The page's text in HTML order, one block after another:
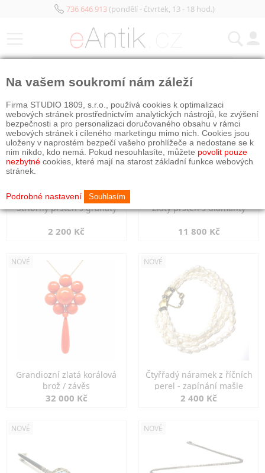
736 646 913(pondělí - čtvrtek, 13 - 18 hod.)
Stříbrný prsten s granáty
2 200 Kč
Zlatý prsten s diamanty
11 800 Kč
NOVÉ
Grandiozní zlatá korálová
brož / závěs
32 000 Kč
NOVÉ
Čtyřřadý náramek z říčních
perel - zapínání mašle
2 400 Kč
NOVÉ NOVÉ
Na vašem soukromí nám záleží
Firma STUDIO 1809, s.r.o., používá cookies k optimalizaci
webových stránek prostřednictvím analytických nástrojů, ke zvýšení
bezpečnosti a pro personalizaci doručovaného obsahu v rámci
webových stránek i cíleného marketingu mimo nich. Cookies jsou
uloženy v naprostém bezpečí vašeho prohlížeče a nedostane se k
nim nikdo, kdo nemá. Pokud nesouhlasíte, můžete povolit pouze
nezbytné cookies, které mají na starost základní funkce webových
stránek.
Podrobné nastavení Souhlasím